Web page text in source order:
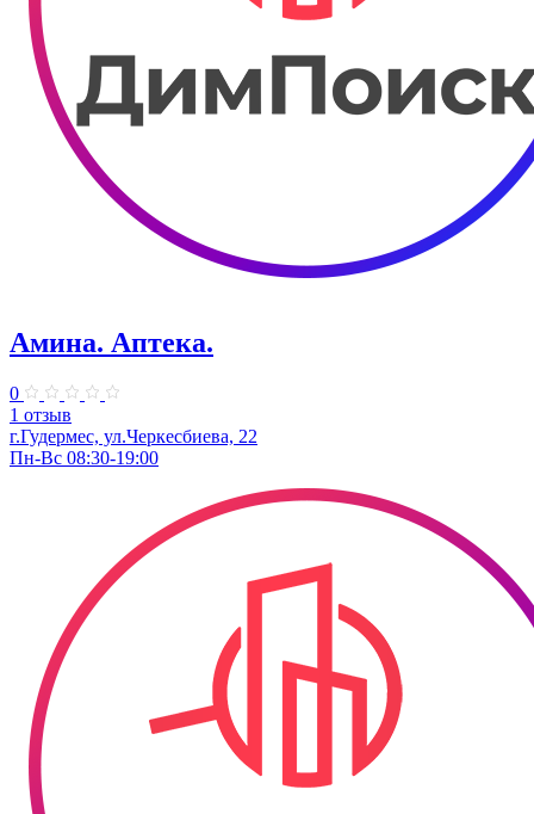
Амина. Аптека.
0
1 отзыв
г.Гудермес, ул.Черкесбиева, 22
Пн-Вс 08:30-19:00